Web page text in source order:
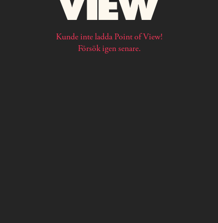
Kunde inte ladda Point of View!
Försök igen senare.